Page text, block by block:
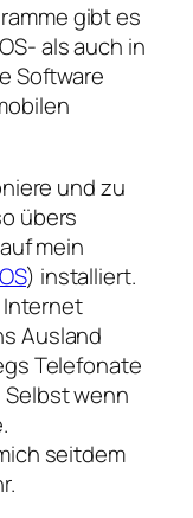
gibt es
als auch in
Software
und zu
übers
mein
) installiert.
Internet
Ausland
Telefonate
wenn
seitdem